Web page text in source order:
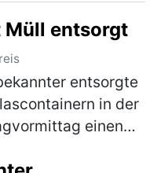
entsorgt
entsorgte
in der
einen